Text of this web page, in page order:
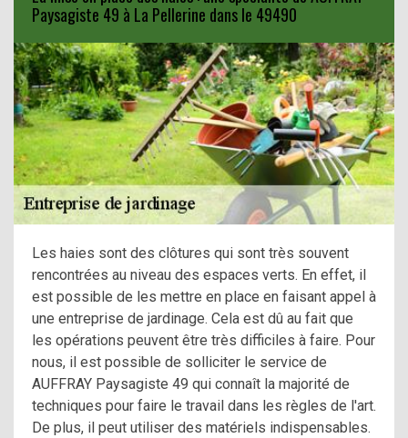
Paysagiste 49 à La Pellerine dans le 49490
Les haies sont des clôtures qui sont très souvent
rencontrées au niveau des espaces verts. En effet, il
est possible de les mettre en place en faisant appel à
une entreprise de jardinage. Cela est dû au fait que
les opérations peuvent être très difficiles à faire. Pour
nous, il est possible de solliciter le service de
AUFFRAY Paysagiste 49 qui connaît la majorité de
techniques pour faire le travail dans les règles de l'art.
De plus, il peut utiliser des matériels indispensables.